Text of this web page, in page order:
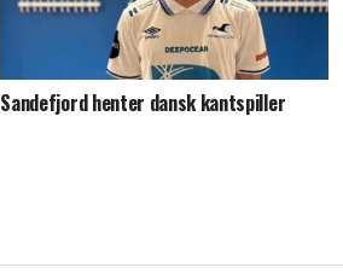
Sandefjord henter dansk kantspiller